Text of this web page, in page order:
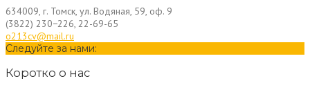
634009, г. Томск, ул. Водяная, 59, оф. 9
(3822) 230−226, 22-69-65
o213cv@mail.ru
Следуйте за нами:
Коротко о нас